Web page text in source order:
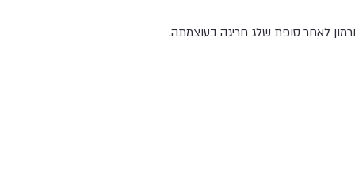
לאחר סופת שלג חריגה בעוצמתה.